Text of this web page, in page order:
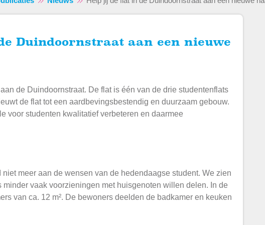
de Duindoornstraat. De flat is één van de drie studentenflats
de flat tot een aardbevingsbestendig en duurzaam gebouw.
voor studenten kwalitatief verbeteren en daarmee
meer aan de wensen van de hedendaagse student. We zien
minder vaak voorzieningen met huisgenoten willen delen. In de
van ca. 12 m². De bewoners deelden de badkamer en keuken